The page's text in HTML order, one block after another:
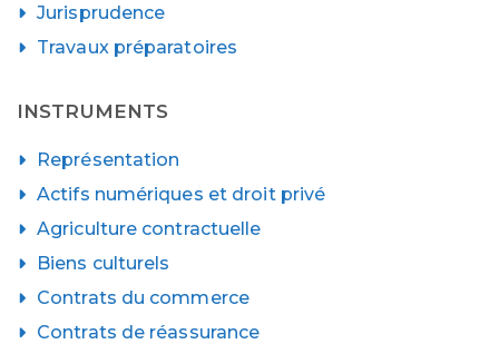
Jurisprudence
Travaux préparatoires
INSTRUMENTS
Représentation
Actifs numériques et droit privé
Agriculture contractuelle
Biens culturels
Contrats du commerce
Contrats de réassurance